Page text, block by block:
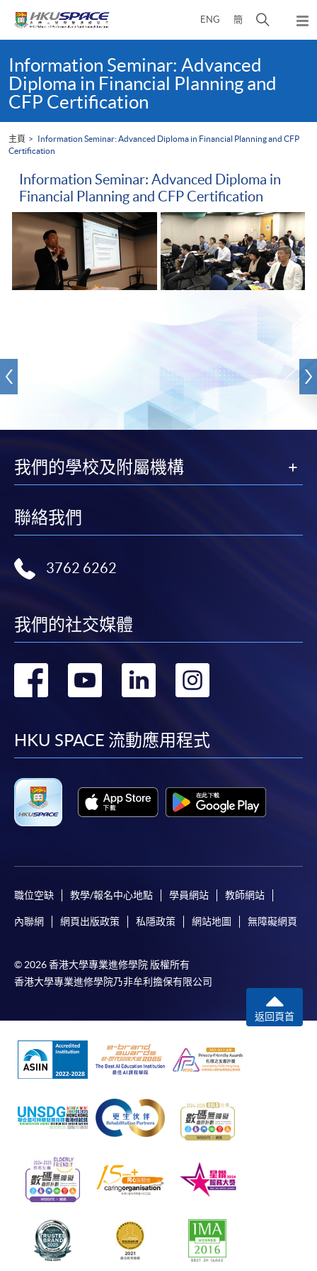
ENG 簡
開
介
彈
出
content
startInformation Seminar: Advanced
Diploma in Financial Planning and
CFP Certification
主頁
Information Seminar: Advanced Diploma in Financial Planning and CFP
Certification
Information Seminar: Advanced Diploma in
Financial Planning and CFP Certification
我們的學校及附屬機構
聯絡我們
3762 6262
我們的社交媒體
轉
facebook
轉
youtube
轉
linkedin
轉
HKU SPACE 流動應用程式
職位空缺 教學/報名中心地點 學員網站 教師網站
內聯網 網頁出版政策 私隱政策 網站地圖 無障礙網頁
© 2026 香港大學專業進修學院 版權所有
香港大學專業進修學院乃非牟利擔保有限公司
返回頁首